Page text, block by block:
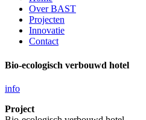
Over BAST
Projecten
Innovatie
Contact
Bio-ecologisch verbouwd hotel
info
Project